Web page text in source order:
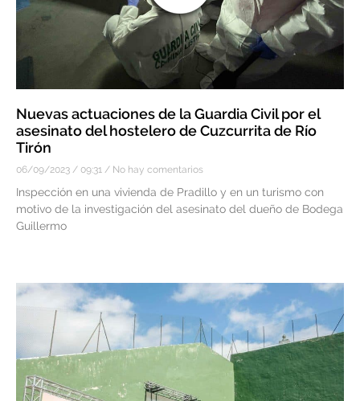
Nuevas actuaciones de la Guardia Civil por el
asesinato del hostelero de Cuzcurrita de Río
Tirón
06/09/2023 09:31 No hay comentarios
Inspección en una vivienda de Pradillo y en un turismo con
motivo de la investigación del asesinato del dueño de Bodega
Guillermo